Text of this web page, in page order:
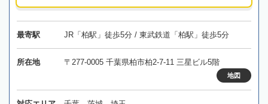
最寄駅 JR「柏駅」徒歩5分 / 東武鉄道「柏駅」徒歩5分
所在地 〒277-0005 千葉県柏市柏2-7-11 三星ビル5階
地図